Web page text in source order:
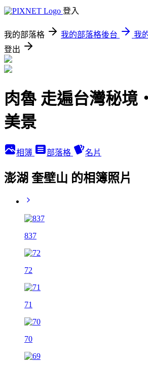
登入
我的部落格 我的部落格後台
我
登出
肉魯 走遍台灣秘境
美景
相簿 部落格 名片
澎湖 奎壁山 的相簿照片
837
72
71
70